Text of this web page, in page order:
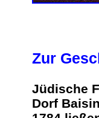
Zur
Jüdische
Dorf